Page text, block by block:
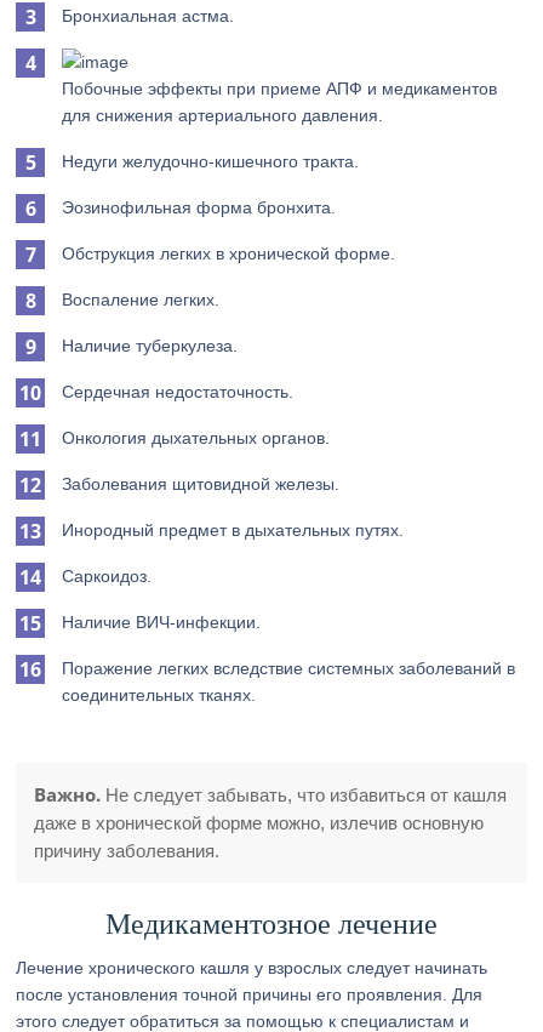
Бронхиальная астма.
Побочные эффекты при приеме АПФ и медикаментов
для снижения артериального давления.
Недуги желудочно-кишечного тракта.
Эозинофильная форма бронхита.
Обструкция легких в хронической форме.
Воспаление легких.
Наличие туберкулеза.
Сердечная недостаточность.
Онкология дыхательных органов.
Заболевания щитовидной железы.
Инородный предмет в дыхательных путях.
Саркоидоз.
Наличие ВИЧ-инфекции.
Поражение легких вследствие системных заболеваний в
соединительных тканях.
Важно. Не следует забывать, что избавиться от кашля
даже в хронической форме можно, излечив основную
причину заболевания.
Медикаментозное лечение
Лечение хронического кашля у взрослых следует начинать
после установления точной причины его проявления. Для
этого следует обратиться за помощью к специалистам и